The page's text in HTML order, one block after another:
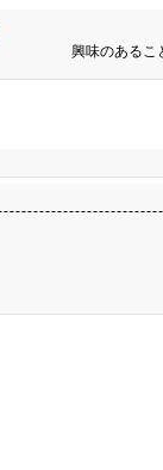
興味のあるこ